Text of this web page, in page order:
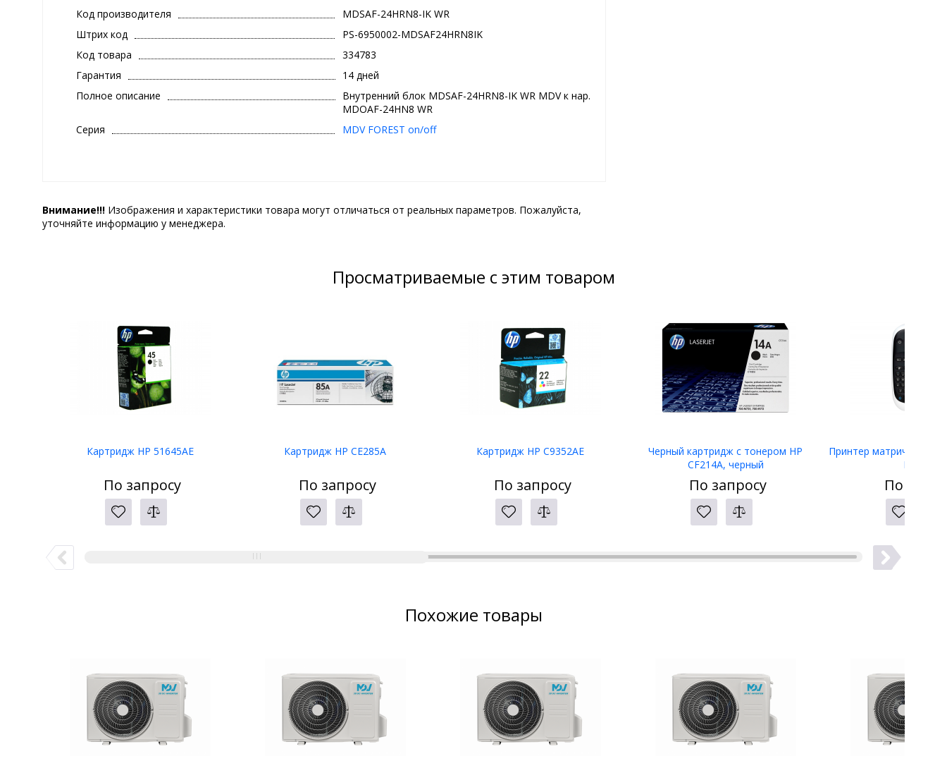
Код производителя
MDSAF-24HRN8-IK WR
Штрих код
PS-6950002-MDSAF24HRN8IK
Код товара
334783
Гарантия
14 дней
Полное описание
Внутренний блок MDSAF-24HRN8-IK WR MDV к нар.
MDOAF-24HN8 WR
Серия
MDV FOREST on/off
Внимание!!! Изображения и характеристики товара могут отличаться от реальных параметров. Пожалуйста,
уточняйте информацию у менеджера.
Просматриваемые с этим товаром
Картридж HP 51645AE
По запросу
Картридж HP CE285A
По запросу
Картридж HP C9352AE
По запросу
Черный картридж с тонером HP
CF214A, черный
По запросу
Принтер матричный
LW-400
По
Похожие товары